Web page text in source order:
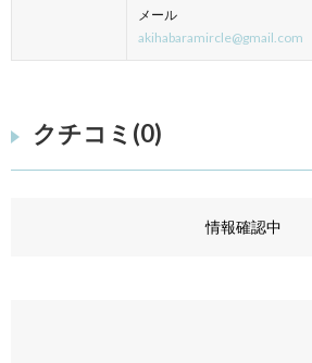
メール
akihabaramircle@gmail.com
クチコミ(0)
情報確認中